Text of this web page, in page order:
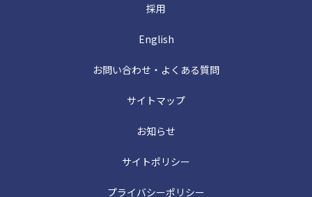
採用
English
お問い合わせ・よくある質問
サイトマップ
お知らせ
サイトポリシー
プライバシーポリシー